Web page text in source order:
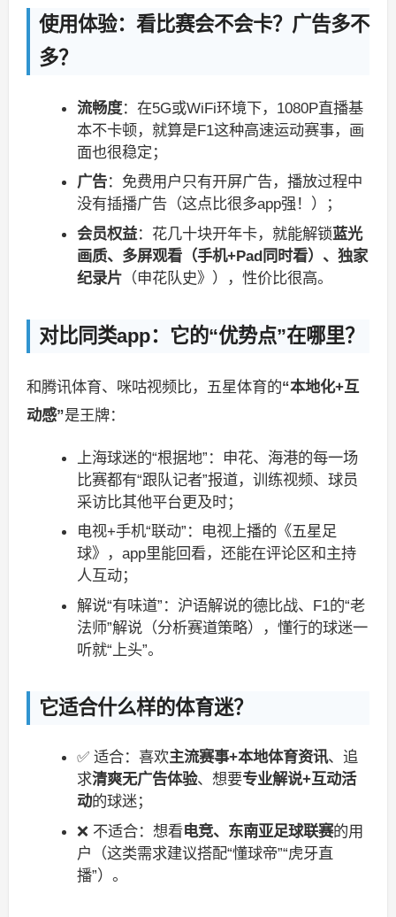
使用体验：看比赛会不会卡？广告多不
多？
流畅度：在5G或WiFi环境下，1080P直播基
本不卡顿，就算是F1这种高速运动赛事，画
面也很稳定；
广告：免费用户只有开屏广告，播放过程中
没有插播广告（这点比很多app强！）；
会员权益：花几十块开年卡，就能解锁蓝光
画质、多屏观看（手机+Pad同时看）、独家
纪录片 （申花队史》），性价比很高。
对比同类app：它的“优势点”在哪里？
和腾讯体育、咪咕视频比，五星体育的“本地化+互
动感”是王牌：
上海球迷的“根据地”：申花、海港的每一场
比赛都有“跟队记者”报道，训练视频、球员
采访比其他平台更及时；
电视+手机“联动”：电视上播的《五星足
球》，app里能回看，还能在评论区和主持
人互动；
解说“有味道”：沪语解说的德比战、F1的“老
法师”解说（分析赛道策略），懂行的球迷一
听就“上头”。
它适合什么样的体育迷？
✅ 适合：喜欢主流赛事+本地体育资讯、追
求清爽无广告体验、想要专业解说+互动活
动的球迷；
❌ 不适合：想看电竞、东南亚足球联赛的用
户（这类需求建议搭配“懂球帝”“虎牙直
播”）。